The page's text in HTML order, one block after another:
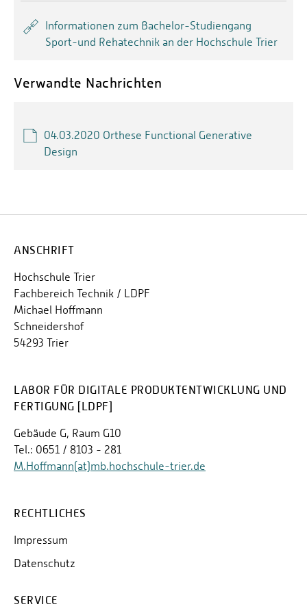
Informationen zum Bachelor-Studiengang
Sport-und Rehatechnik an der Hochschule Trier
Verwandte Nachrichten
04.03.2020 Orthese Functional Generative
Design
ANSCHRIFT
Hochschule Trier
Fachbereich Technik / LDPF
Michael Hoffmann
Schneidershof
54293 Trier
LABOR FÜR DIGITALE PRODUKTENTWICKLUNG UND
FERTIGUNG [LDPF]
Gebäude G, Raum G10
Tel.: 0651 / 8103 - 281
M.Hoffmann(at)mb.hochschule-trier.de
RECHTLICHES
Impressum
Datenschutz
SERVICE